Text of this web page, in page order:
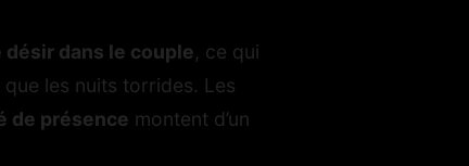
dans le couple, ce qui
les nuits torrides. Les
de présence montent d’un